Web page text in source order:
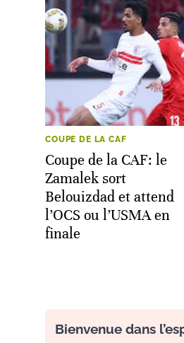
COUPE DE LA CAF
Coupe de la CAF: le
Zamalek sort
Belouizdad et attend
l’OCS ou l’USMA en
finale
Bienvenue dans